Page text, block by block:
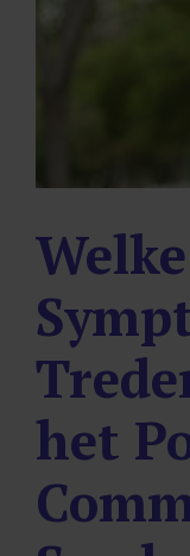
Welke
het